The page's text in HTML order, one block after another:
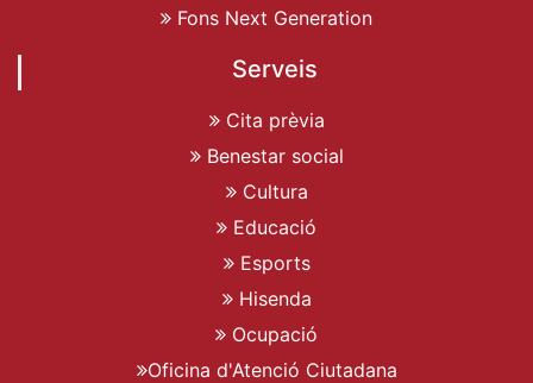
Fons Next Generation
Serveis
Cita prèvia
Benestar social
Cultura
Educació
Esports
Hisenda
Ocupació
Oficina d'Atenció Ciutadana